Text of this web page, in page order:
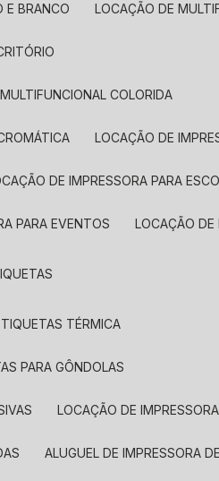
E BRANCO LOCAÇÃO DE
COLORIDA
LOCAÇÃO DE
DE IMPRESSORA PARA
PARA EVENTOS LOCAÇÃO
TÉRMICA
PARA GÔNDOLAS
LOCAÇÃO DE
ALUGUEL DE IMPRESSORA